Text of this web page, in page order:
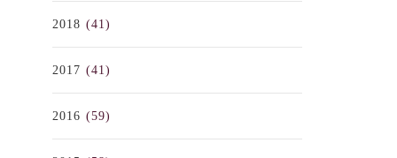
2018 (41)
2017 (41)
2016 (59)